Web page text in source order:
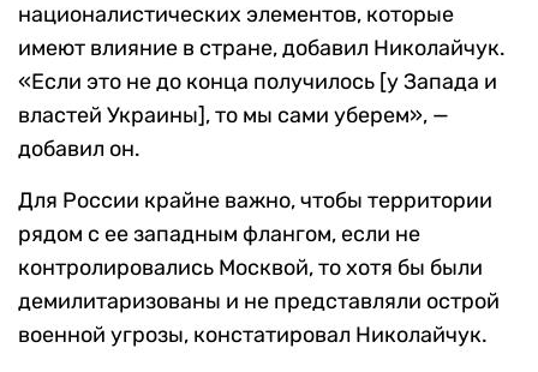
националистических элементов, которые
имеют влияние в стране, добавил Николайчук.
«Если это не до конца получилось [у Запада и
властей Украины], то мы сами уберем», —
добавил он.
Для России крайне важно, чтобы территории
рядом с ее западным флангом, если не
контролировались Москвой, то хотя бы были
демилитаризованы и не представляли острой
военной угрозы, констатировал Николайчук.